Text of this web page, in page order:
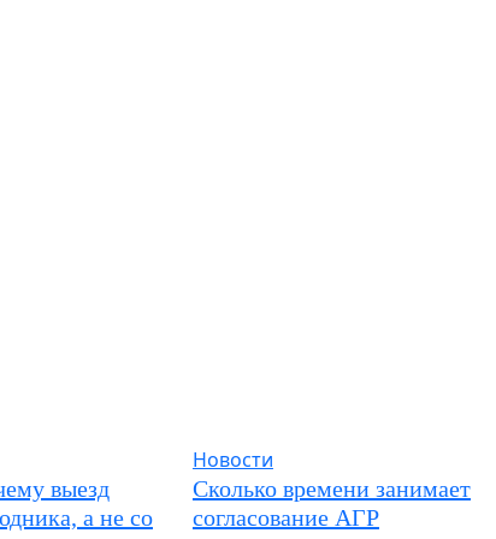
выезд
а не со
Новости
Сколько времени занимает
согласование АГР